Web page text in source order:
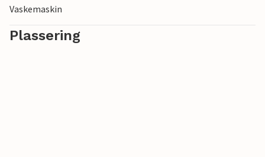
Vaskemaskin
Plassering